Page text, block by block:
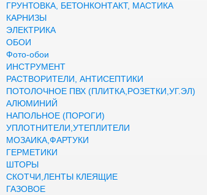
ГРУНТОВКА, БЕТОНКОНТАКТ, МАСТИКА
КАРНИЗЫ
ЭЛЕКТРИКА
ОБОИ
Фото-обои
ИНСТРУМЕНТ
РАСТВОРИТЕЛИ, АНТИСЕПТИКИ
ПОТОЛОЧНОЕ ПВХ (ПЛИТКА,РОЗЕТКИ,УГ.ЭЛ)
АЛЮМИНИЙ
НАПОЛЬНОЕ (ПОРОГИ)
УПЛОТНИТЕЛИ,УТЕПЛИТЕЛИ
МОЗАИКА,ФАРТУКИ
ГЕРМЕТИКИ
ШТОРЫ
СКОТЧИ,ЛЕНТЫ КЛЕЯЩИЕ
ГАЗОВОЕ